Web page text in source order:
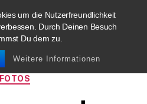
um die Nutzerfreundlichkeit
Durch Deinen Besuch
Du dem zu.
Weitere Informationen
cheese.de
Kategorien
FOTOS